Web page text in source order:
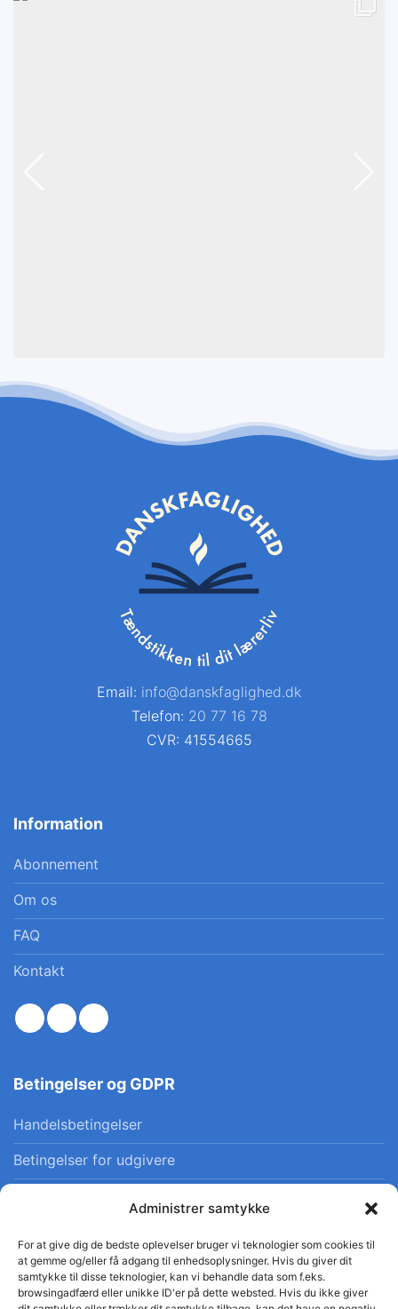
Administrer samtykke
For at give dig de bedste oplevelser bruger vi teknologier som cookies til
at gemme og/eller få adgang til enhedsoplysninger. Hvis du giver dit
samtykke til disse teknologier, kan vi behandle data som f.eks.
browsingadfærd eller unikke ID'er på dette websted. Hvis du ikke giver
Email: info@danskfaglighed.dk
Telefon: 20 77 16 78
CVR: 41554665
Information
Abonnement
Om os
FAQ
Kontakt
Betingelser og GDPR
Handelsbetingelser
Betingelser for udgivere